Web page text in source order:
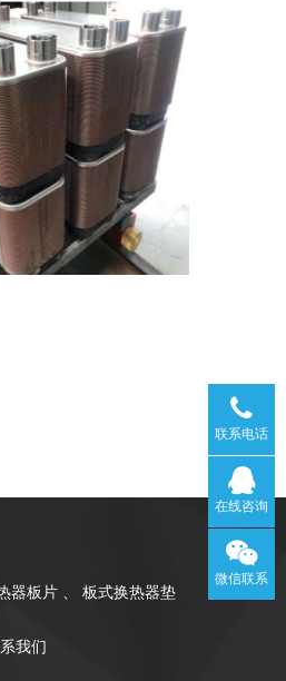
器板片 、 板式换热器垫
我们
联系电话
在线咨询
微信联系